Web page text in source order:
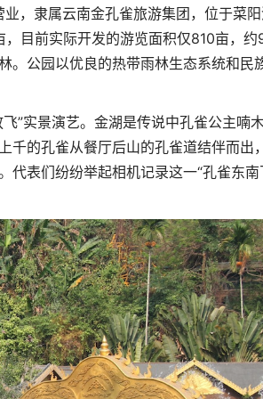
，隶属云南金孔雀旅游集团，位于菜
目前实际开发的游览面积仅810亩，约
。公园以优良的热带雨林生态系统和民
”实景演艺。金湖是传说中孔雀公主喃
千的孔雀从餐厅后山的孔雀道结伴而出
代表们纷纷举起相机记录这一“孔雀东南